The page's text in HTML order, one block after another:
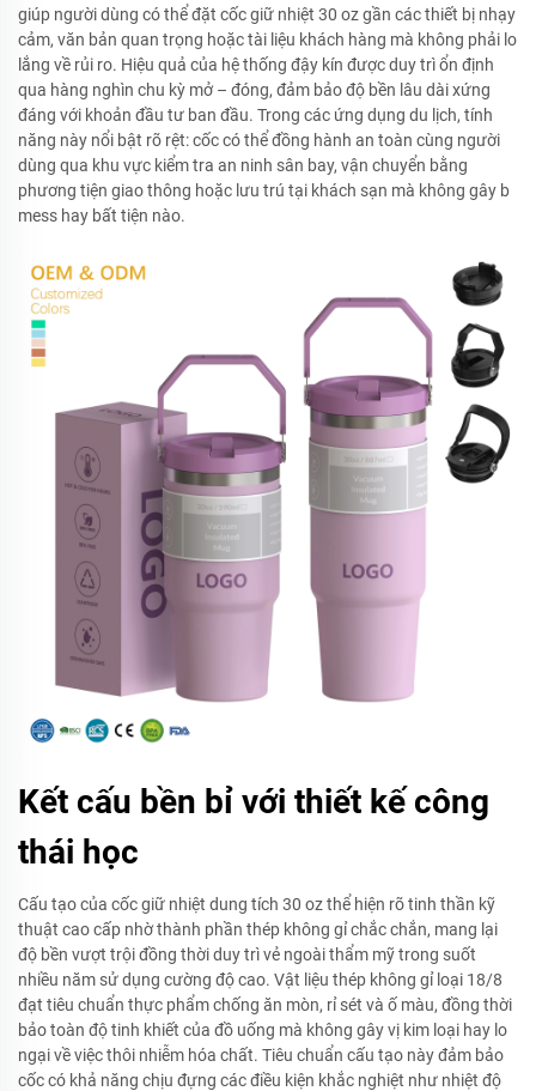
giúp người dùng có thể đặt cốc giữ nhiệt 30 oz gần các thiết bị nhạy
cảm, văn bản quan trọng hoặc tài liệu khách hàng mà không phải lo
lắng về rủi ro. Hiệu quả của hệ thống đậy kín được duy trì ổn định
qua hàng nghìn chu kỳ mở – đóng, đảm bảo độ bền lâu dài xứng
đáng với khoản đầu tư ban đầu. Trong các ứng dụng du lịch, tính
năng này nổi bật rõ rệt: cốc có thể đồng hành an toàn cùng người
dùng qua khu vực kiểm tra an ninh sân bay, vận chuyển bằng
phương tiện giao thông hoặc lưu trú tại khách sạn mà không gây b
mess hay bất tiện nào.
Kết cấu bền bỉ với thiết kế công
thái học
Cấu tạo của cốc giữ nhiệt dung tích 30 oz thể hiện rõ tinh thần kỹ
thuật cao cấp nhờ thành phần thép không gỉ chắc chắn, mang lại
độ bền vượt trội đồng thời duy trì vẻ ngoài thẩm mỹ trong suốt
nhiều năm sử dụng cường độ cao. Vật liệu thép không gỉ loại 18/8
đạt tiêu chuẩn thực phẩm chống ăn mòn, rỉ sét và ố màu, đồng thời
bảo toàn độ tinh khiết của đồ uống mà không gây vị kim loại hay lo
ngại về việc thôi nhiễm hóa chất. Tiêu chuẩn cấu tạo này đảm bảo
cốc có khả năng chịu đựng các điều kiện khắc nghiệt như nhiệt độ